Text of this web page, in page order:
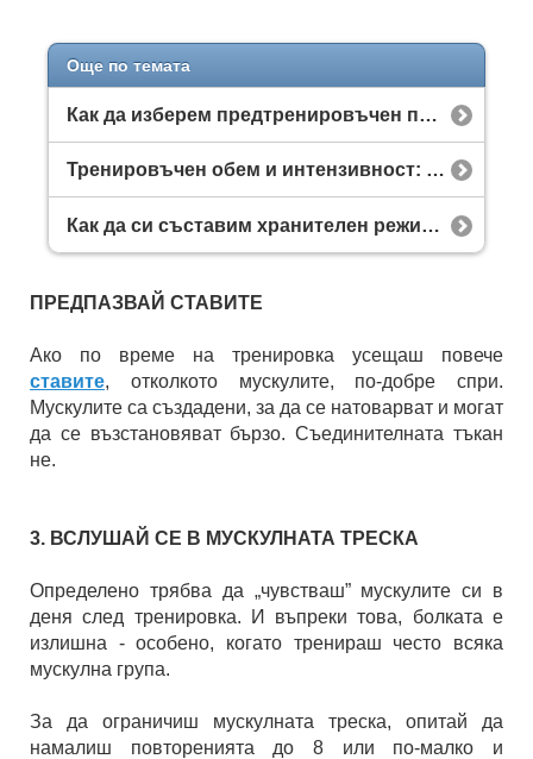
Още по темата
Как да изберем предтренировъчен продукт? Разликата между напомпващи и енергийни бустери
Тренировъчен обем и интензивност: Как да ги балансираме за максимален растеж?
Как да си съставим хранителен режим за отслабване: стъпка по стъпка + примерно меню
ПРЕДПАЗВАЙ СТАВИТЕ
Ако по време на тренировка усещаш повече
ставите, отколкото мускулите, по-добре спри.
Мускулите са създадени, за да се натоварват и могат
да се възстановяват бързо. Съединителната тъкан
не.
3. ВСЛУШАЙ СЕ В МУСКУЛНАТА ТРЕСКА
Определено трябва да „чувстваш” мускулите си в
деня след тренировка. И въпреки това, болката е
излишна - особено, когато тренираш често всяка
мускулна група.
За да ограничиш мускулната треска, опитай да
намалиш повторенията до 8 или по-малко и